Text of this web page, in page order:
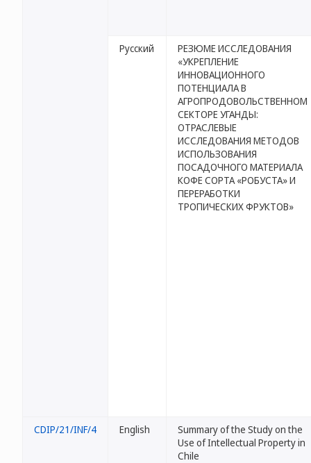
Русский
РЕЗЮМЕ ИССЛЕДОВАНИЯ
«УКРЕПЛЕНИЕ
ИННОВАЦИОННОГО
ПОТЕНЦИАЛА В
АГРОПРОДОВОЛЬСТВЕННОМ
СЕКТОРЕ УГАНДЫ:
ОТРАСЛЕВЫЕ
ИССЛЕДОВАНИЯ МЕТОДОВ
ИСПОЛЬЗОВАНИЯ
ПОСАДОЧНОГО МАТЕРИАЛА
КОФЕ СОРТА «РОБУСТА» И
ПЕРЕРАБОТКИ
ТРОПИЧЕСКИХ ФРУКТОВ»
CDIP/21/INF/4 English
Summary of the Study on the
Use of Intellectual Property in
Chile